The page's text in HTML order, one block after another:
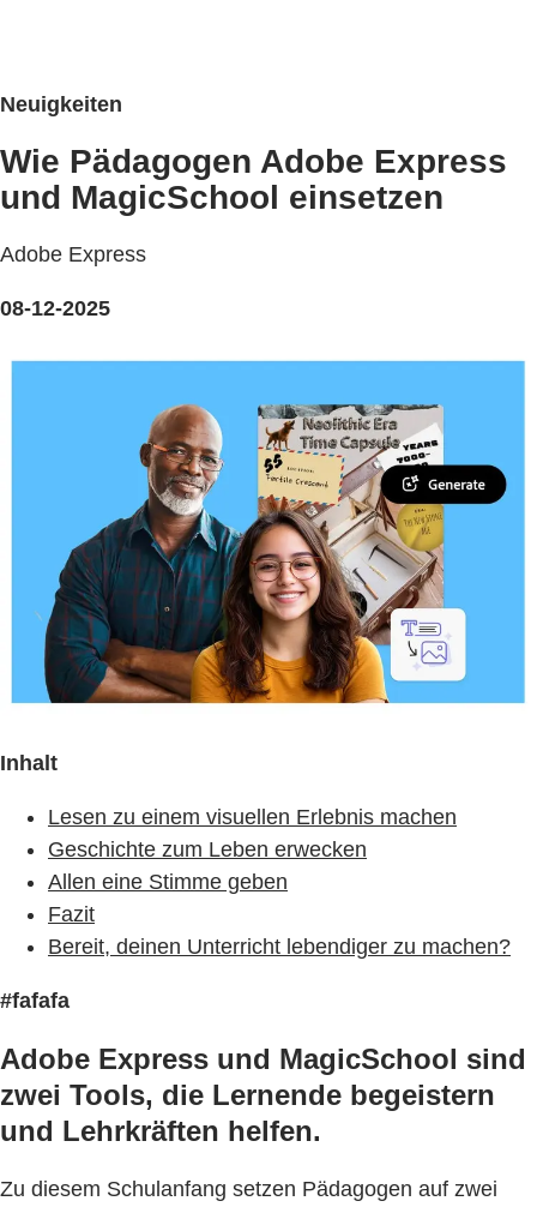
Neuigkeiten
Wie Pädagogen Adobe Express
und MagicSchool einsetzen
Adobe Express
08-12-2025
Inhalt
Lesen zu einem visuellen Erlebnis machen
Geschichte zum Leben erwecken
Allen eine Stimme geben
Fazit
Bereit, deinen Unterricht lebendiger zu machen?
#fafafa
Adobe Express und MagicSchool sind
zwei Tools, die Lernende begeistern
und Lehrkräften helfen.
Zu diesem Schulanfang setzen Pädagogen auf zwei